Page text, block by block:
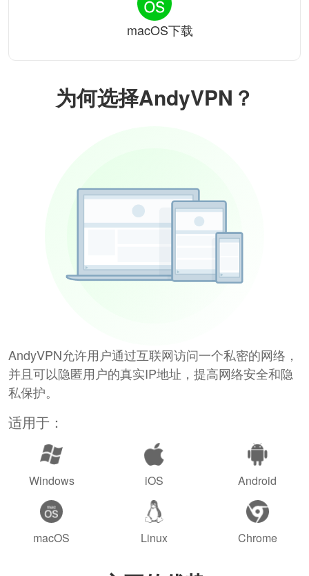
为何选择AndyVPN？
AndyVPN允许用户通过互联网访问一个私密的网络，
并且可以隐匿用户的真实IP地址，提高网络安全和隐
私保护。
适用于：
Windows iOS Android
macOS Linux Chrome
macOS下载